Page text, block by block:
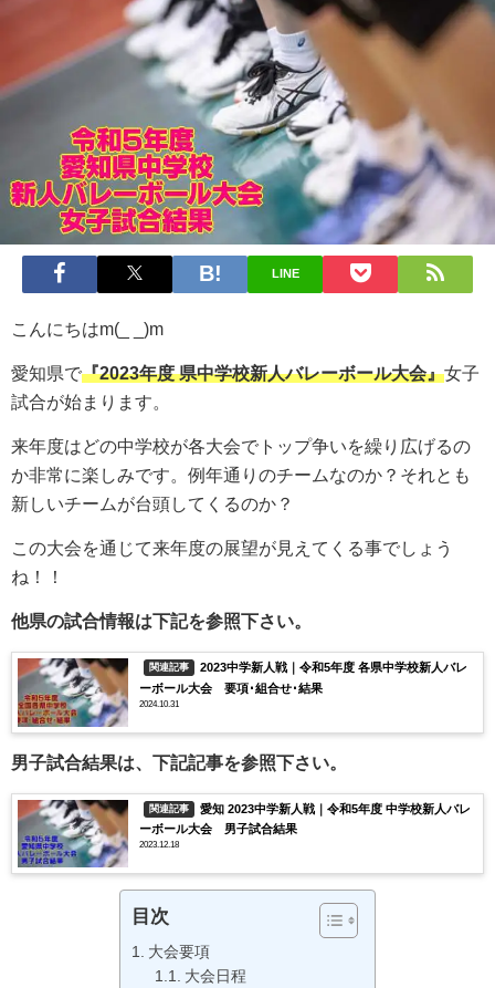
LINE
こんにちはm(_ _)m
愛知県で『2023年度 県中学校新人バレーボール大会』女子
試合が始まります。
来年度はどの中学校が各大会でトップ争いを繰り広げるの
か非常に楽しみです。例年通りのチームなのか？それとも
新しいチームが台頭してくるのか？
この大会を通じて来年度の展望が見えてくる事でしょう
ね！！
他県の試合情報は下記を参照下さい。
関連記事
2023中学新人戦｜令和5年度 各県中学校新人バレ
ーボール大会 要項･組合せ･結果
2024.10.31
男子試合結果は、下記記事を参照下さい。
関連記事
愛知 2023中学新人戦｜令和5年度 中学校新人バレ
ーボール大会 男子試合結果
2023.12.18
目次
大会要項
大会日程